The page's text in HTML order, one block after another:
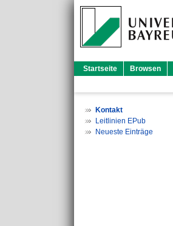
Startseite Browsen
Kontakt
Leitlinien EPub
Neueste Einträge